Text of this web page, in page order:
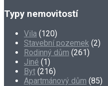
Typy nemovitostí
Vila (120)
Stavební pozemek (2)
Rodinný dům (261)
Jiné (1)
Byt (216)
Apartmánový dům (85)